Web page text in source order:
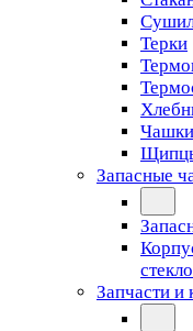
Терки
Запасные
Запчасти